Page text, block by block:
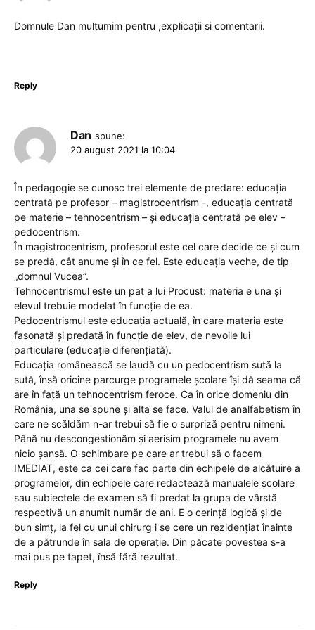
Domnule Dan mulțumim pentru ,explicații si comentarii.
Reply
Dan spune:
20 august 2021 la 10:04
În pedagogie se cunosc trei elemente de predare: educația
centrată pe profesor – magistrocentrism -, educația centrată
pe materie – tehnocentrism – și educația centrată pe elev –
pedocentrism.
În magistrocentrism, profesorul este cel care decide ce și cum
se predă, cât anume și în ce fel. Este educația veche, de tip
„domnul Vucea”.
Tehnocentrismul este un pat a lui Procust: materia e una și
elevul trebuie modelat în funcție de ea.
Pedocentrismul este educația actuală, în care materia este
fasonată și predată în funcție de elev, de nevoile lui
particulare (educație diferențiată).
Educația românească se laudă cu un pedocentrism sută la
sută, însă oricine parcurge programele școlare își dă seama că
are în față un tehnocentrism feroce. Ca în orice domeniu din
România, una se spune și alta se face. Valul de analfabetism în
care ne scăldăm n-ar trebui să fie o surpriză pentru nimeni.
Până nu descongestionăm și aerisim programele nu avem
nicio șansă. O schimbare pe care ar trebui să o facem
IMEDIAT, este ca cei care fac parte din echipele de alcătuire a
programelor, din echipele care redactează manualele școlare
sau subiectele de examen să fi predat la grupa de vârstă
respectivă un anumit număr de ani. E o cerință logică și de
bun simț, la fel cu unui chirurg i se cere un rezidențiat înainte
de a pătrunde în sala de operație. Din păcate povestea s-a
mai pus pe tapet, însă fără rezultat.
Reply